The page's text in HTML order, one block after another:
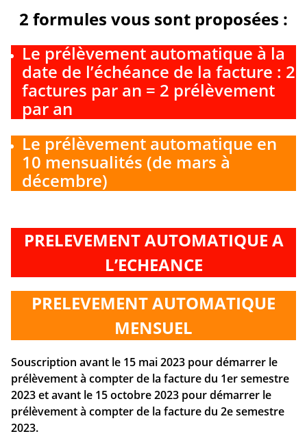
2 formules vous sont proposées :
Le prélèvement automatique à la
date de l’échéance de la facture : 2
factures par an = 2 prélèvement
par an
Le prélèvement automatique en
10 mensualités (de mars à
décembre)
PRELEVEMENT AUTOMATIQUE A
L’ECHEANCE
PRELEVEMENT AUTOMATIQUE
MENSUEL
Souscription avant le 15 mai 2023 pour démarrer le
prélèvement à compter de la facture du 1er semestre
2023 et avant le 15 octobre 2023 pour démarrer le
prélèvement à compter de la facture du 2e semestre
2023.